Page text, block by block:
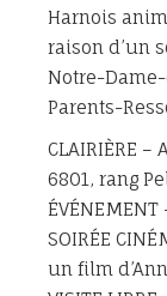
Harnois
raison d’un
Notre-
Parents-
CLAIRIÈRE –
6801, rang
SOIRÉE
un film